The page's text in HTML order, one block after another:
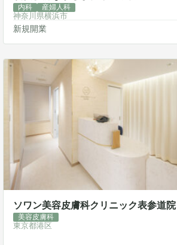
内科 産婦人科
神奈川県横浜市
新規開業
ソワン美容皮膚科クリニック表参道院
美容皮膚科
東京都港区